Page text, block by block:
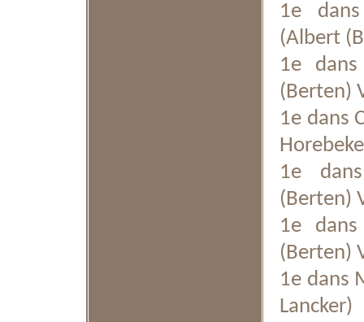
1e dans
(Albert
1e dans
(Berten)
1e dans
1e
(Berten)
1e dans
(Berten)
1e dans
Lancker)